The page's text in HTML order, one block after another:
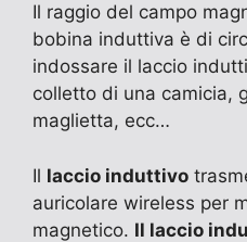
Il raggio del campo
bobina induttiva è di
indossare il laccio
colletto di una camicia,
maglietta, ecc…
Il laccio induttivo
auricolare wireless per
magnetico. Il laccio